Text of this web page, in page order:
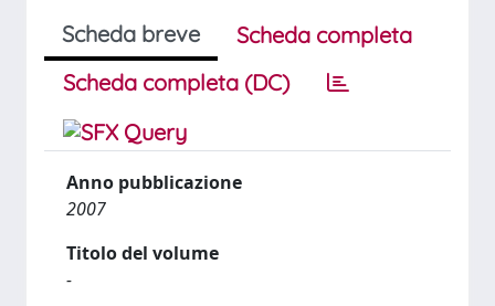
Scheda breve
Scheda completa
Scheda completa (DC)
Anno pubblicazione
2007
Titolo del volume
-